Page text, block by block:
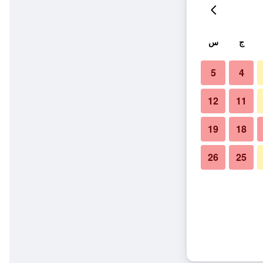
ج س
4
5
11
12
18
19
25
26